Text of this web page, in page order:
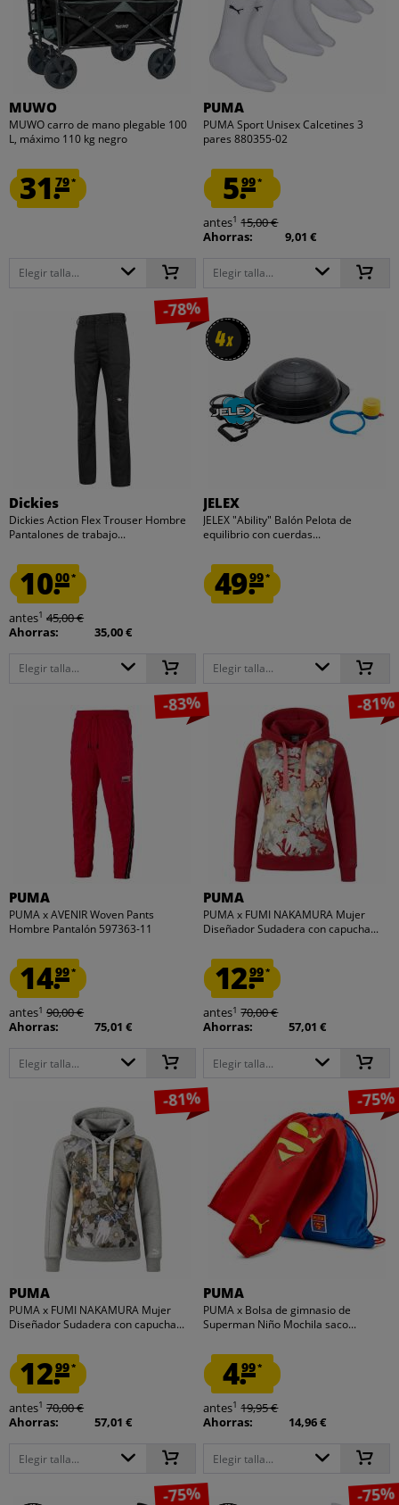
MUWO
MUWO carro de mano plegable 100
L, máximo 110 kg negro
31.79*
Elegir talla...
PUMA
PUMA Sport Unisex Calcetines 3
pares 880355-02
5.99*
antes1 15,00 €
Ahorras:
9,01 €
Elegir talla...
-78%
Dickies
Dickies Action Flex Trouser Hombre
Pantalones de trabajo...
10.00*
antes1 45,00 €
Ahorras:
35,00 €
Elegir talla...
4x
4x
JELEX
JELEX "Ability" Balón Pelota de
equilibrio con cuerdas...
49.99*
Elegir talla...
-83%
PUMA
PUMA x AVENIR Woven Pants
Hombre Pantalón 597363-11
14.99*
antes1 90,00 €
Ahorras:
75,01 €
Elegir talla...
-81%
PUMA
PUMA x FUMI NAKAMURA Mujer
Diseñador Sudadera con capucha...
12.99*
antes1 70,00 €
Ahorras:
57,01 €
Elegir talla...
-81%
PUMA
PUMA x FUMI NAKAMURA Mujer
Diseñador Sudadera con capucha...
12.99*
antes1 70,00 €
Ahorras:
57,01 €
Elegir talla...
-75%
PUMA
PUMA x Bolsa de gimnasio de
Superman Niño Mochila saco...
4.99*
antes1 19,95 €
Ahorras:
14,96 €
Elegir talla...
-75% -75%